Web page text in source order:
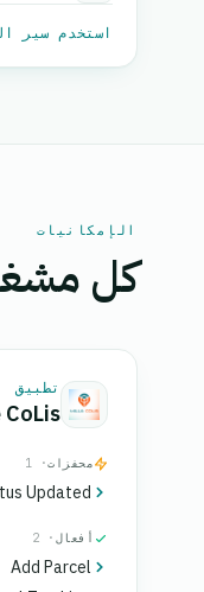
استخدم سير
الإمكانيات
كل
تطبيق
محفزات· 1
Updated
أفعال · 2
Add Parcel